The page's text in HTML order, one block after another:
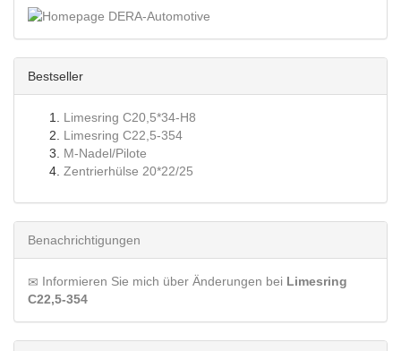
Bestseller
Limesring C20,5*34-H8
Limesring C22,5-354
M-Nadel/Pilote
Zentrierhülse 20*22/25
Benachrichtigungen
Informieren Sie mich über Änderungen bei Limesring
C22,5-354